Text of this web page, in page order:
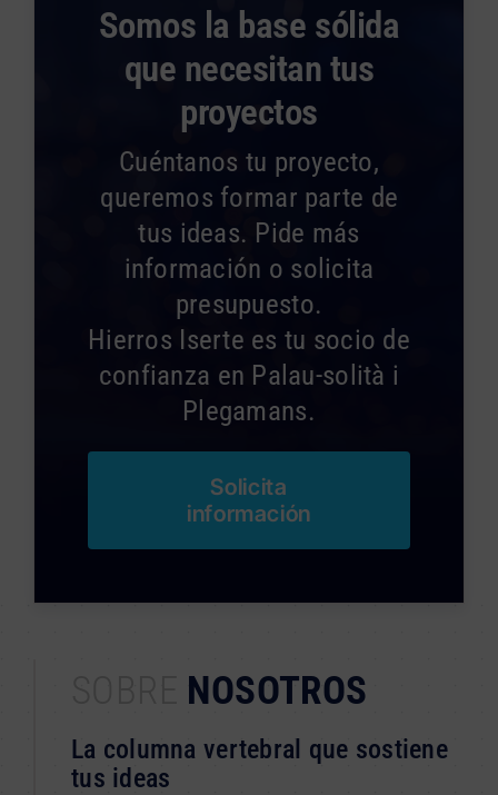
Somos la base sólida
que necesitan tus
proyectos
Cuéntanos tu proyecto,
queremos formar parte de
tus ideas. Pide más
información o solicita
presupuesto.
Hierros Iserte es tu socio de
confianza en Palau-solità i
Plegamans.
Solicita
información
NOSOTROS
La columna vertebral que sostiene
tus ideas